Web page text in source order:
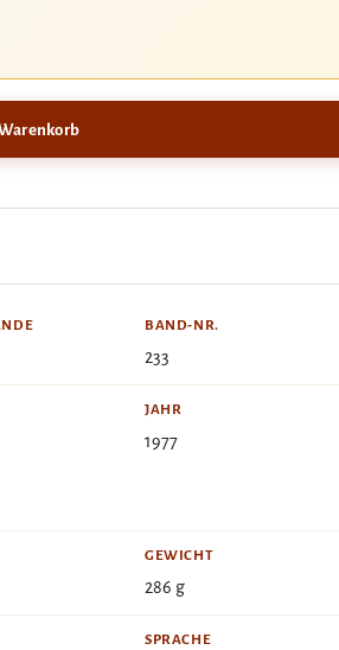
BAND-NR.
233
JAHR
1977
GEWICHT
286 g
SPRACHE